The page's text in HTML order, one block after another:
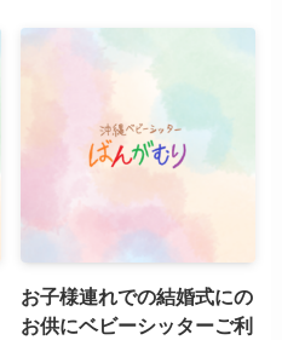
お子様連れでの結婚式にの
お供にベビーシッターご利